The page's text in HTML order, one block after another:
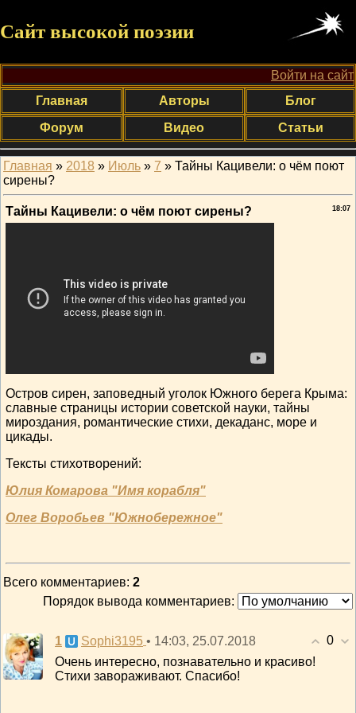
Сайт высокой поэзии
Войти на сайт
Главная
Авторы
Блог
Форум
Видео Статьи
Главная » 2018 » Июль » 7 » Тайны Кацивели: о чём поют
сирены?
18:07
Тайны Кацивели: о чём поют сирены?
Остров сирен, заповедный уголок Южного берега Крыма:
славные страницы истории советской науки, тайны
мироздания, романтические стихи, декаданс, море и
цикады.
Тексты стихотворений:
Юлия Комарова "Имя корабля"
Олег Воробьев "Южнобережное"
Всего комментариев: 2
Порядок вывода комментариев:
0
1 Sophi3195 • 14:03, 25.07.2018
Очень интересно, познавательно и красиво!
Стихи завораживают. Спасибо!